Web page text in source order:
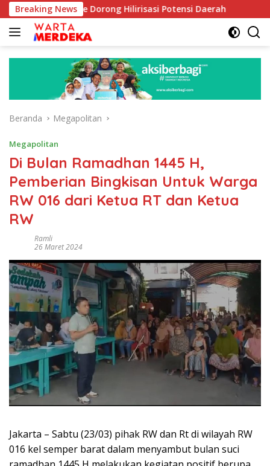
Langsung
ke
konten
Breaking News
Aboe Dorong Hilirisasi Potensi Daerah DPR Dorong
Beranda Megapolitan
Megapolitan
Di Bulan Ramadhan 1445 H,
Pemberian Bingkisan Untuk Warga
RW 016 dari Ketua RT dan Ketua
RW
Ramli
26 Maret 2024
Jakarta – Sabtu (23/03) pihak RW dan Rt di wilayah RW
016 kel semper barat dalam menyambut bulan suci